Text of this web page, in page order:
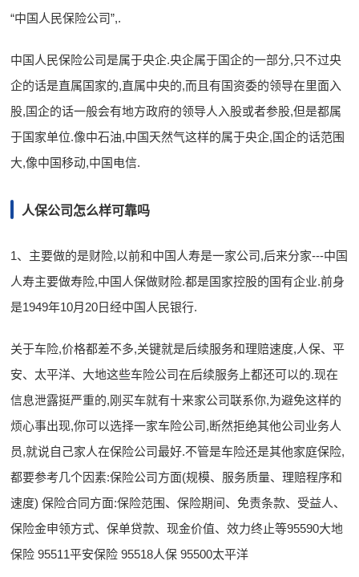
“中国人民保险公司”,.
中国人民保险公司是属于央企.央企属于国企的一部分,只不过央
企的话是直属国家的,直属中央的,而且有国资委的领导在里面入
股,国企的话一般会有地方政府的领导人入股或者参股,但是都属
于国家单位.像中石油,中国天然气这样的属于央企,国企的话范围
大,像中国移动,中国电信.
人保公司怎么样可靠吗
1、主要做的是财险,以前和中国人寿是一家公司,后来分家---中国
人寿主要做寿险,中国人保做财险.都是国家控股的国有企业.前身
是1949年10月20日经中国人民银行.
关于车险,价格都差不多,关键就是后续服务和理赔速度,人保、平
安、太平洋、大地这些车险公司在后续服务上都还可以的.现在
信息泄露挺严重的,刚买车就有十来家公司联系你,为避免这样的
烦心事出现,你可以选择一家车险公司,断然拒绝其他公司业务人
员,就说自己家人在保险公司最好.不管是车险还是其他家庭保险,
都要参考几个因素:保险公司方面(规模、服务质量、理赔程序和
速度) 保险合同方面:保险范围、保险期间、免责条款、受益人、
保险金申领方式、保单贷款、现金价值、效力终止等95590大地
保险 95511平安保险 95518人保 95500太平洋